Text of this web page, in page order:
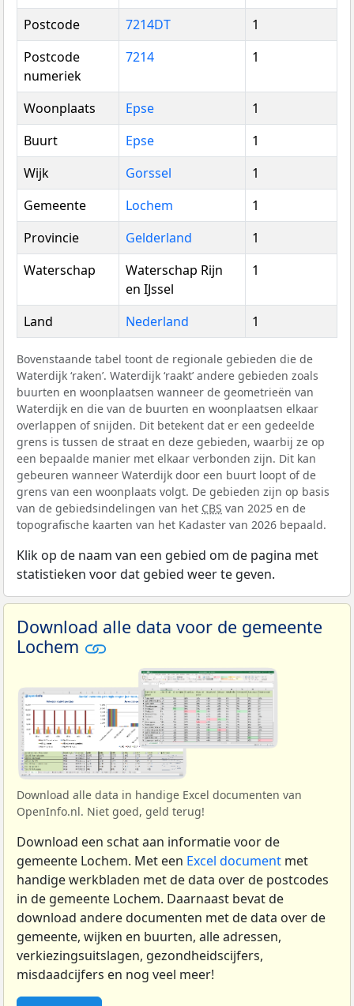
Postcode
7214DT
1
Postcode
numeriek
7214 1
Woonplaats Epse
1
Buurt
Epse
1
Wijk
Gorssel
1
Gemeente
Lochem
1
Provincie
Gelderland
1
Waterschap
Waterschap Rijn
en IJssel
1
Land Nederland 1
Bovenstaande tabel toont de regionale gebieden die de
Waterdijk ‘raken’. Waterdijk ‘raakt’ andere gebieden zoals
buurten en woonplaatsen wanneer de geometrieën van
Waterdijk en die van de buurten en woonplaatsen elkaar
overlappen of snijden. Dit betekent dat er een gedeelde
grens is tussen de straat en deze gebieden, waarbij ze op
een bepaalde manier met elkaar verbonden zijn. Dit kan
gebeuren wanneer Waterdijk door een buurt loopt of de
grens van een woonplaats volgt. De gebieden zijn op basis
van de gebiedsindelingen van het CBS van 2025 en de
topografische kaarten van het Kadaster van 2026 bepaald.
Klik op de naam van een gebied om de pagina met
statistieken voor dat gebied weer te geven.
Download alle data voor de gemeente
Lochem
Download alle data in handige Excel documenten van
OpenInfo.nl. Niet goed, geld terug!
Download een schat aan informatie voor de
gemeente Lochem. Met een Excel document met
handige werkbladen met de data over de postcodes
in de gemeente Lochem. Daarnaast bevat de
download andere documenten met de data over de
gemeente, wijken en buurten, alle adressen,
verkiezingsuitslagen, gezondheidscijfers,
misdaadcijfers en nog veel meer!